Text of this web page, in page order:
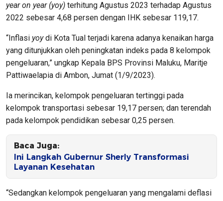
year on year (yoy) terhitung Agustus 2023 terhadap Agustus
2022 sebesar 4,68 persen dengan IHK sebesar 119,17.
“Inflasi yoydi Kota Tual terjadi karena adanya kenaikan harga
yang ditunjukkan oleh peningkatan indeks pada 8 kelompok
pengeluaran,” ungkap Kepala BPS Provinsi Maluku, Maritje
Pattiwaelapia di Ambon, Jumat (1/9/2023).
Ia merincikan, kelompok pengeluaran tertinggi pada
kelompok transportasi sebesar 19,17 persen; dan terendah
pada kelompok pendidikan sebesar 0,25 persen.
Baca Juga:
Ini Langkah Gubernur Sherly Transformasi
Layanan Kesehatan
“Sedangkan kelompok pengeluaran yang mengalami deflasi